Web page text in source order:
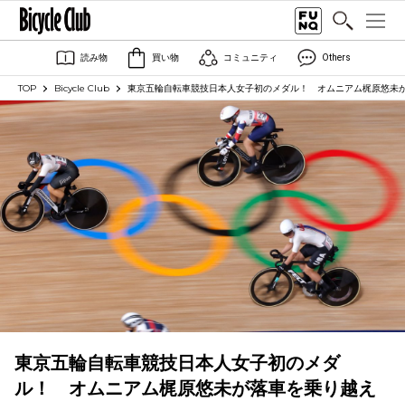
読み物 買い物 コミュニティ Others
TOP Bicycle Club 東京五輪自転車競技日本人女子初のメダル！ オムニアム梶原悠未
東京五輪自転車競技日本人女子初のメダ
ル！ オムニアム梶原悠未が落車を乗り越え